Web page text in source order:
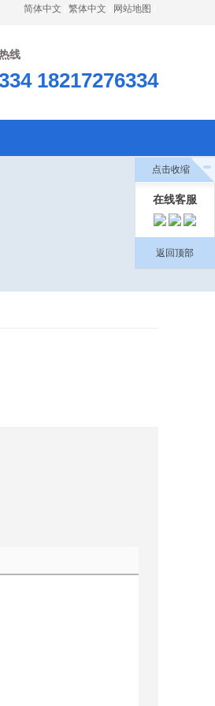
简体中文 繁体中文 网站地图
线
18217276334
点击收缩
在线客服
返回顶部